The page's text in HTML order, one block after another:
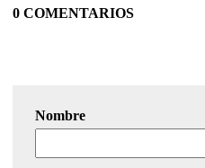
0 COMENTARIOS
Nombre